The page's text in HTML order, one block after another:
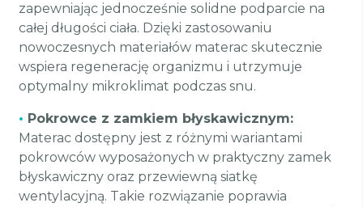
zapewniając jednocześnie solidne podparcie na
całej długości ciała. Dzięki zastosowaniu
nowoczesnych materiałów materac skutecznie
wspiera regenerację organizmu i utrzymuje
optymalny mikroklimat podczas snu.
• Pokrowce z zamkiem błyskawicznym:
Materac dostępny jest z różnymi wariantami
pokrowców wyposażonych w praktyczny zamek
błyskawiczny oraz przewiewną siatkę
wentylacyjną. Takie rozwiązanie poprawia